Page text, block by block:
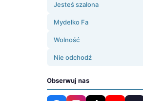
Jesteś szalona
Mydełko Fa
Wolność
Nie odchodź
Obserwuj nas